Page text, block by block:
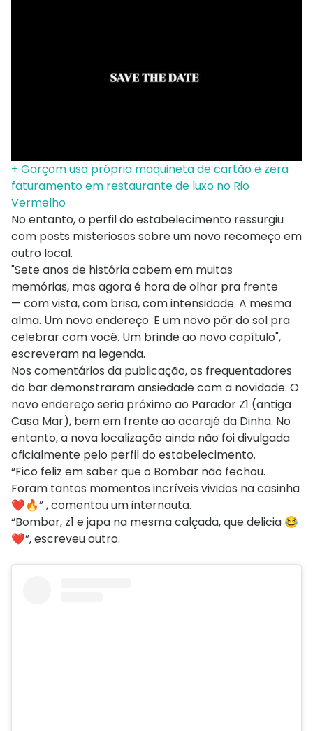
+ Garçom usa própria maquineta de cartão e zera
faturamento em restaurante de luxo no Rio
Vermelho
No entanto, o perfil do estabelecimento ressurgiu
com posts misteriosos sobre um novo recomeço em
outro local.
"Sete anos de história cabem em muitas
memórias, mas agora é hora de olhar pra frente
— com vista, com brisa, com intensidade. A mesma
alma. Um novo endereço. E um novo pôr do sol pra
celebrar com você. Um brinde ao novo capítulo",
escreveram na legenda.
Nos comentários da publicação, os frequentadores
do bar demonstraram ansiedade com a novidade. O
novo endereço seria próximo ao Parador Z1 (antiga
Casa Mar), bem em frente ao acarajé da Dinha. No
entanto, a nova localização ainda não foi divulgada
oficialmente pelo perfil do estabelecimento.
“Fico feliz em saber que o Bombar não fechou.
Foram tantos momentos incríveis vividos na casinha
❤️🔥” , comentou um internauta.
“Bombar, z1 e japa na mesma calçada, que delicia 😂
❤️”, escreveu outro.